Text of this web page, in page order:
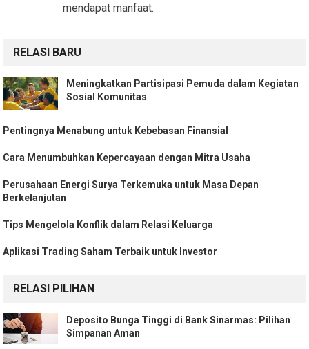
mendapat manfaat.
RELASI BARU
Meningkatkan Partisipasi Pemuda dalam Kegiatan
Sosial Komunitas
Pentingnya Menabung untuk Kebebasan Finansial
Cara Menumbuhkan Kepercayaan dengan Mitra Usaha
Perusahaan Energi Surya Terkemuka untuk Masa Depan
Berkelanjutan
Tips Mengelola Konflik dalam Relasi Keluarga
Aplikasi Trading Saham Terbaik untuk Investor
RELASI PILIHAN
Deposito Bunga Tinggi di Bank Sinarmas: Pilihan
Simpanan Aman